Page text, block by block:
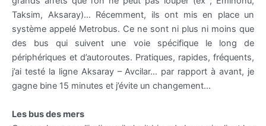
Taksim, Aksaray)… Récemment, ils ont mis en place un
système appelé Metrobus. Ce ne sont ni plus ni moins que
des bus qui suivent une voie spécifique le long de
périphériques et d’autoroutes. Pratiques, rapides, fréquents,
j’ai testé la ligne Aksaray–Avcilar… par rapport à avant, je
gagne bine 15 minutes et j’évite un changement…
Les bus des mers